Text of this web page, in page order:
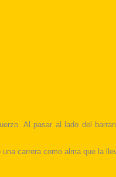
Al pasar al lado del
carrera como alma que la